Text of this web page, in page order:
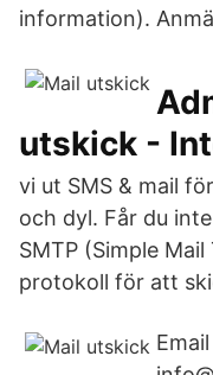
information).
utskick -
vi ut SMS & mail
och dyl. Får du
SMTP (Simple
protokoll för att